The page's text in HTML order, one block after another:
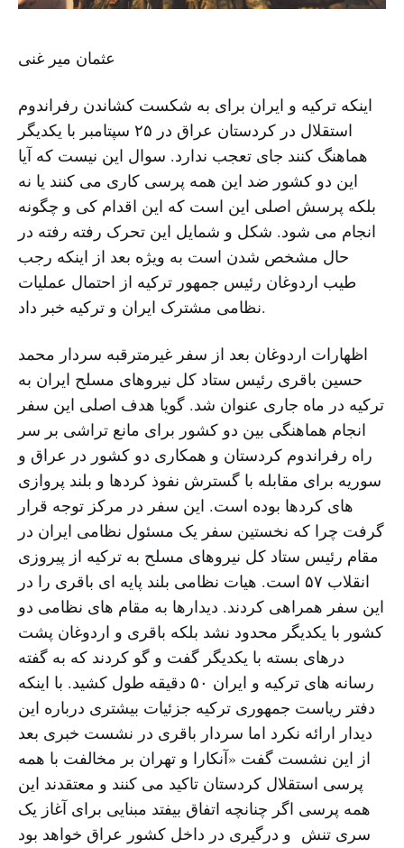
عثمان میر غنی
اینکه ترکیه و ایران برای به شکست کشاندن رفراندوم
استقلال در کردستان عراق در ۲۵ سپتامبر با یکدیگر
هماهنگ کنند جای تعجب ندارد. سوال این نیست که آیا
این دو کشور ضد این همه پرسی کاری می کنند یا نه
بلکه پرسش اصلی این است که این اقدام کی و چگونه
انجام می شود. شکل و شمایل این تحرک رفته رفته در
حال مشخص شدن است به ویژه بعد از اینکه رجب
طیب اردوغان رئیس جمهور ترکیه از احتمال عملیات
نظامی مشترک ایران و ترکیه خبر داد.
اظهارات اردوغان بعد از سفر غیرمترقبه سردار محمد
حسین باقری رئیس ستاد کل نیروهای مسلح ایران به
ترکیه در ماه جاری عنوان شد. گویا هدف اصلی این سفر
انجام هماهنگی بین دو کشور برای مانع تراشی بر سر
راه رفراندوم کردستان و همکاری دو کشور در عراق و
سوریه برای مقابله با گسترش نفوذ کردها و بلند پروازی
های کردها بوده است. این سفر در مرکز توجه قرار
گرفت چرا که نخستین سفر یک مسئول نظامی ایران در
مقام رئیس ستاد کل نیروهای مسلح به ترکیه از پیروزی
انقلاب ۵۷ است. هیات نظامی بلند پایه ای باقری را در
این سفر همراهی کردند. دیدارها به مقام های نظامی دو
کشور با یکدیگر محدود نشد بلکه باقری و اردوغان پشت
درهای بسته با یکدیگر گفت و گو کردند که به گفته
رسانه های ترکیه و ایران ۵۰ دقیقه طول کشید. با اینکه
دفتر ریاست جمهوری ترکیه جزئیات بیشتری درباره این
دیدار ارائه نکرد اما سردار باقری در نشست خبری بعد
از این نشست گفت «آنکارا و تهران بر مخالفت با همه
پرسی استقلال کردستان تاکید می کنند و معتقدند این
همه پرسی اگر چنانچه اتفاق بیفتد مبنایی برای آغاز یک
سری تنش و درگیری در داخل کشور عراق خواهد بود